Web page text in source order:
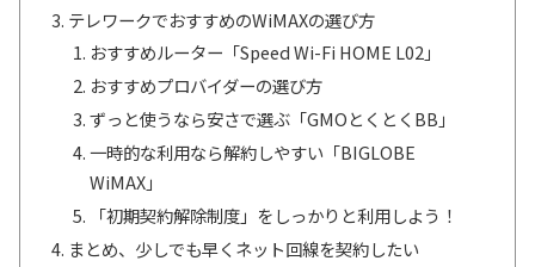
テレワークでおすすめのWiMAXの選び方
おすすめルーター「Speed Wi-Fi HOME L02」
おすすめプロバイダーの選び方
ずっと使うなら安さで選ぶ「GMOとくとくBB」
一時的な利用なら解約しやすい「BIGLOBE
WiMAX」
「初期契約解除制度」をしっかりと利用しよう！
まとめ、少しでも早くネット回線を契約したい